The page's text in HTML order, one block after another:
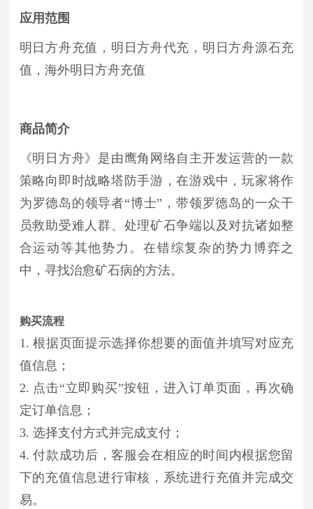
应用范围
明日方舟充值，明日方舟代充，明日方舟源石充
值，海外明日方舟充值
商品简介
《明日方舟》是由鹰角网络自主开发运营的一款
策略向即时战略塔防手游，在游戏中，玩家将作
为罗德岛的领导者“博士”，带领罗德岛的一众干
员救助受难人群、处理矿石争端以及对抗诸如整
合运动等其他势力。在错综复杂的势力博弈之
中，寻找治愈矿石病的方法。
购买流程
1. 根据页面提示选择你想要的面值并填写对应充
值信息；
2. 点击“立即购买”按钮，进入订单页面，再次确
定订单信息；
3. 选择支付方式并完成支付；
4. 付款成功后，客服会在相应的时间内根据您留
下的充值信息进行审核，系统进行充值并完成交
易。